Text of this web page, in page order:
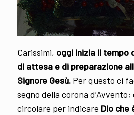
Carissimi, oggi inizia il tempo
di attesa e di preparazione
Signore Gesù. Per questo ci
segno della corona d’Avvento;
circolare per indicare Dio che